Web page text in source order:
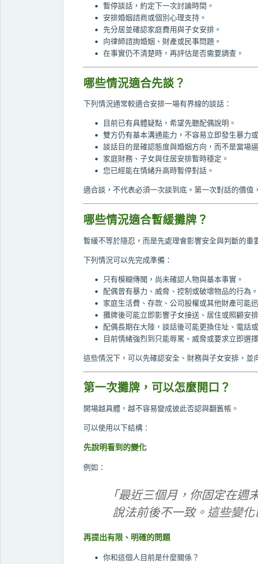
暫停談話，約定下一次討論時間。
安排婚姻諮商或個別心理支持。
先分居並確認家庭費用與子女安排。
向律師諮詢婚姻、財產或民事問題。
在事實仍不清楚時，再評估是否需要調查。
哪些情況適合先談？
下列情況通常較適合安排一場有界線的談話：
目前已有具體疑點，希望先聽配偶說明。
雙方仍有基本溝通能力，不容易立即發生暴力
談話目的是確認態度與婚姻方向，而不是當場
家庭財務、子女與住居安排暫時穩定。
您已經能在情緒升高時暫停對話。
適合談，不代表必須一次談到底。第一次對話的價
哪些情況適合暫緩攤牌？
暫緩不等於隱忍，而是先處理會影響安全與判斷的重
下列情況可以先完成準備：
只有模糊傳聞，尚未確認人物與基本事實。
配偶曾有暴力、威脅、控制或破壞物品的行為。
家庭生活費、存款、公司股權或其他財產可能
攤牌後可能立即影響子女接送、居住或照顧安排
配偶長期在大陸，談話後可能更換住址、電話
目前情緒強烈到只能辱罵、威脅或要求立即選擇
這些情況下，可以先確認安全、財務與子女安排，並
第一次攤牌，可以怎麼開口？
開場越具體，越不容易變成彼此否認與翻舊帳。
可以使用以下結構：
先說明看到的變化
例如：
「最近三個月，你固定在
說法前後不一致。這些變
再提出有限、明確的問題
你和這個人目前是什麼關係？